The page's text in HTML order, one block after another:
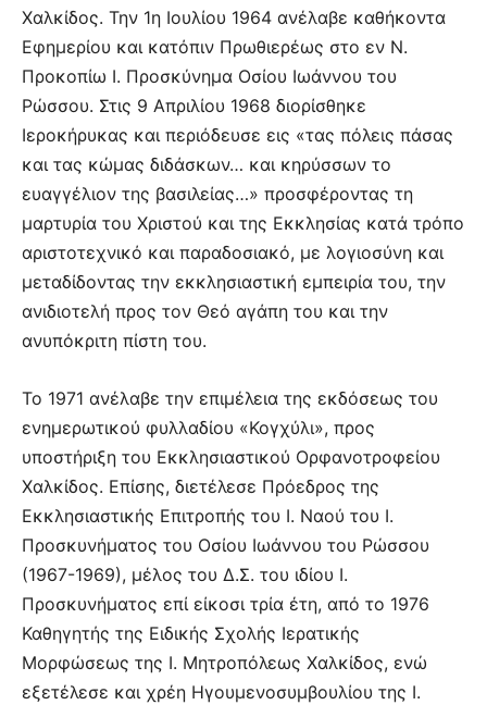
Χαλκίδος. Την 1η Ιουλίου 1964 ανέλαβε καθήκοντα
Εφημερίου και κατόπιν Πρωθιερέως στο εν Ν.
Προκοπίω Ι. Προσκύνημα Οσίου Ιωάννου του
Ρώσσου. Στις 9 Απριλίου 1968 διορίσθηκε
Ιεροκήρυκας και περιόδευσε εις «τας πόλεις πάσας
και τας κώμας διδάσκων… και κηρύσσων το
ευαγγέλιον της βασιλείας…» προσφέροντας τη
μαρτυρία του Χριστού και της Εκκλησίας κατά τρόπο
αριστοτεχνικό και παραδοσιακό, με λογιοσύνη και
μεταδίδοντας την εκκλησιαστική εμπειρία του, την
ανιδιοτελή προς τον Θεό αγάπη του και την
ανυπόκριτη πίστη του.
Το 1971 ανέλαβε την επιμέλεια της εκδόσεως του
ενημερωτικού φυλλαδίου «Κογχύλι», προς
υποστήριξη του Εκκλησιαστικού Ορφανοτροφείου
Χαλκίδος. Επίσης, διετέλεσε Πρόεδρος της
Εκκλησιαστικής Επιτροπής του Ι. Ναού του Ι.
Προσκυνήματος του Οσίου Ιωάννου του Ρώσσου
(1967-1969), μέλος του Δ.Σ. του ιδίου Ι.
Προσκυνήματος επί είκοσι τρία έτη, από το 1976
Καθηγητής της Ειδικής Σχολής Ιερατικής
Μορφώσεως της Ι. Μητροπόλεως Χαλκίδος, ενώ
εξετέλεσε και χρέη Ηγουμενοσυμβουλίου της Ι.